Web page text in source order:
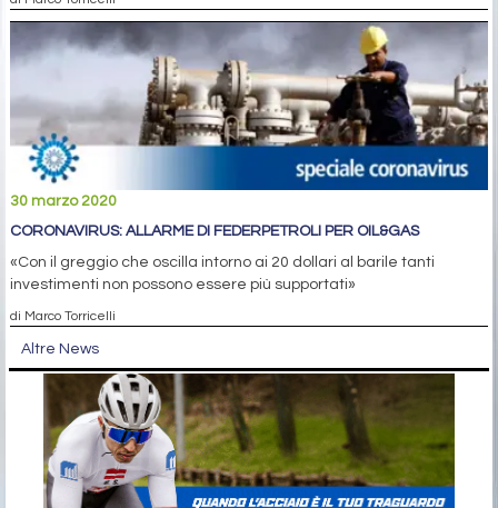
30 marzo 2020
CORONAVIRUS: ALLARME DI FEDERPETROLI PER OIL&GAS
«Con il greggio che oscilla intorno ai 20 dollari al barile tanti
investimenti non possono essere più supportati»
di Marco Torricelli
Altre News